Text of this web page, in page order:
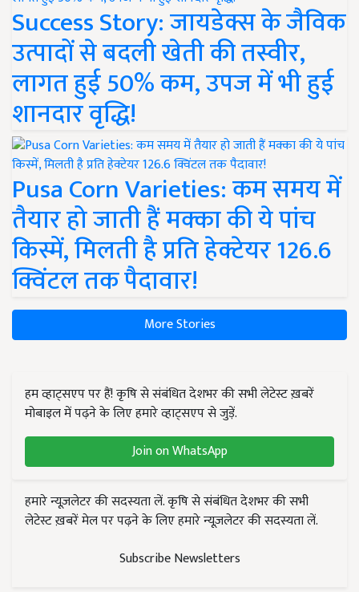
Success Story: जायडेक्स के जैविक
उत्पादों से बदली खेती की तस्वीर,
लागत हुई 50% कम, उपज में भी हुई
शानदार वृद्धि!
Pusa Corn Varieties: कम समय में
तैयार हो जाती हैं मक्का की ये पांच
किस्में, मिलती है प्रति हेक्टेयर 126.6
क्विंटल तक पैदावार!
More Stories
हम व्हाट्सएप पर हैं! कृषि से संबंधित देशभर की सभी लेटेस्ट ख़बरें
मोबाइल में पढ़ने के लिए हमारे व्हाट्सएप से जुड़ें.
Join on WhatsApp
हमारे न्यूज़लेटर की सदस्यता लें. कृषि से संबंधित देशभर की सभी
लेटेस्ट ख़बरें मेल पर पढ़ने के लिए हमारे न्यूज़लेटर की सदस्यता लें.
Subscribe Newsletters